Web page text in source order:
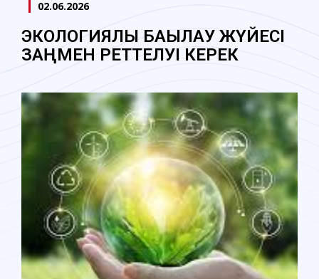
02.06.2026
ЭКОЛОГИЯЛЫҚ БАҚЫЛАУ ЖҮЙЕСІ
ЗАҢМЕН РЕТТЕЛУI КЕРЕК